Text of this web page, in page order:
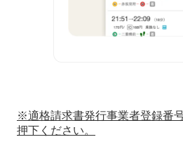
※適格請求書発行事業者登録番
押下ください。